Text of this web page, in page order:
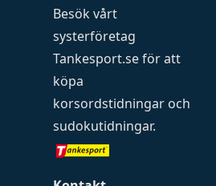
Besök vårt
systerföretag
Tankesport.seför att
köpa
korsordstidningar och
sudokutidningar.